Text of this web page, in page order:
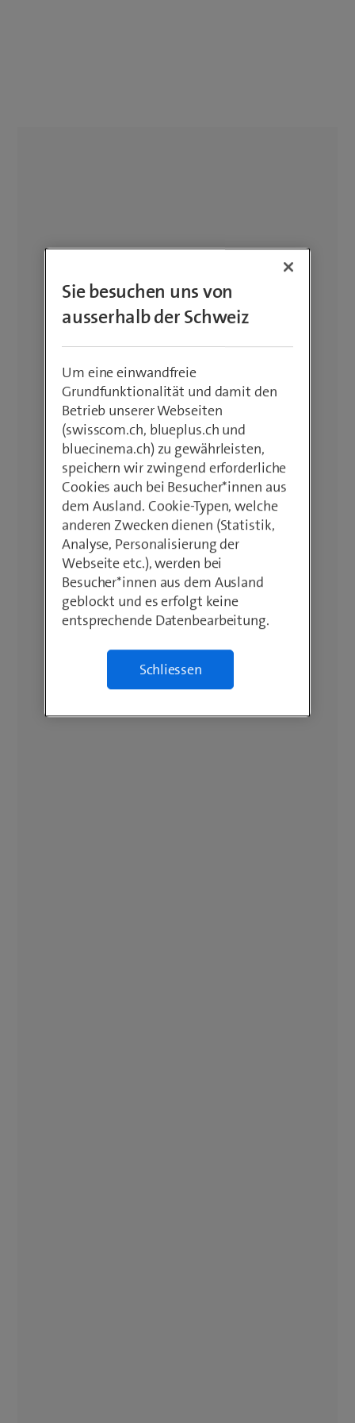
Sie besuchen uns von
ausserhalb der Schweiz
Um eine einwandfreie
Grundfunktionalität und damit den
Betrieb unserer Webseiten
(swisscom.ch, blueplus.ch und
bluecinema.ch) zu gewährleisten,
speichern wir zwingend erforderliche
Cookies auch bei Besucher*innen aus
dem Ausland. Cookie-Typen, welche
anderen Zwecken dienen (Statistik,
Analyse, Personalisierung der
Webseite etc.), werden bei
Besucher*innen aus dem Ausland
geblockt und es erfolgt keine
entsprechende Datenbearbeitung.
Schliessen